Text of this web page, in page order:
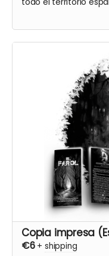
Copia impresa
€6 + shipping